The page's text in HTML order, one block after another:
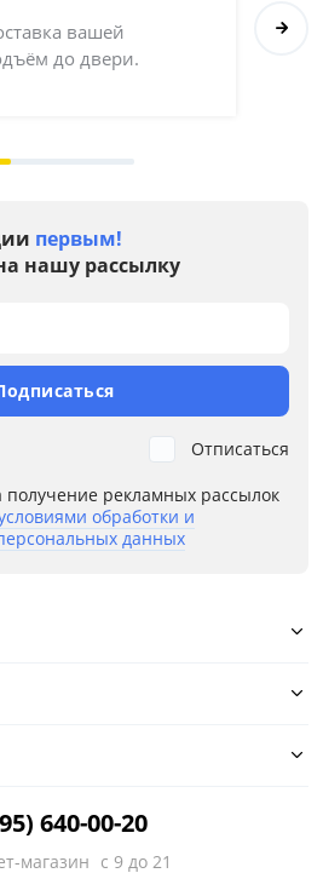
вашей
до двери.
первым!
нашу рассылку
получение рекламных рассылок
обработки и
данных
Отписаться
640-00-20
магазин с 9 до 21